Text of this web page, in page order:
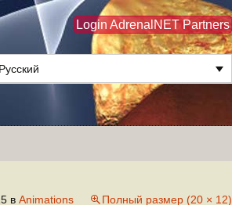
Login AdrenalNET Partners
в Animations Полный размер (20 × 12)